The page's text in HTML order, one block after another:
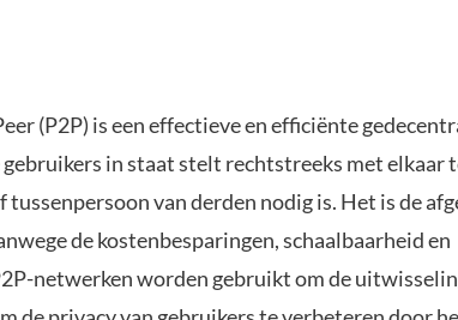
(P2P) is een effectieve en efficiënte
in staat stelt rechtstreeks met elkaar
tussenpersoon van derden nodig is. Het is de
de kostenbesparingen, schaalbaarheid en
netwerken worden gebruikt om de